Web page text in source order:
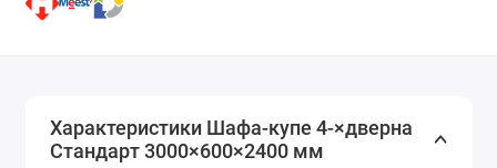
Характеристики Шафа-купе 4-×дверна
Стандарт 3000×600×2400 мм